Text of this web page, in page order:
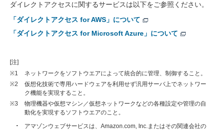
ダイレクトアクセスに関するサービスは以下をご参照ください。
「ダイレクトアクセス for AWS」について
「ダイレクトアクセス for Microsoft Azure」について
[注]
※1
ネットワークをソフトウエアによって統合的に管理、制御すること。
※2
仮想化技術で専用ハードウェアを利用せず汎用サーバ上でネットワー
ク機能を実現すること。
※3
物理機器や仮想マシン／仮想ネットワークなどの各種設定や管理の自
動化を実現するソフトウエアのこと。
アマゾンウェブサービスは、Amazon.com, Inc.またはその関連会社の